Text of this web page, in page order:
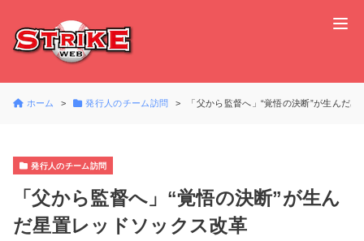
ホーム 発行人のチーム訪問 「父から監督へ」“覚悟の決断”が生んだ
発行人のチーム訪問
「父から監督へ」“覚悟の決断”が生ん
だ星置レッドソックス改革